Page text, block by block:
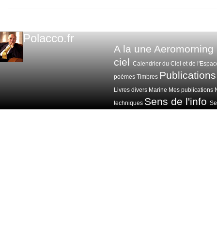
Polacco.fr
A la une Aeromorning
ciel Calendrier du Ciel et de
poèmes Timbres Publications
Livres divers Marine Mes publications
techniques Sens de l'info